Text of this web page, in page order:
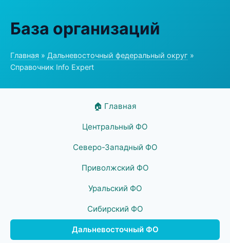
База организаций
Главная » Дальневосточный федеральный округ »
Справочник Info Expert
🏠 Главная
Центральный ФО
Северо-Западный ФО
Приволжский ФО
Уральский ФО
Сибирский ФО
Дальневосточный ФО